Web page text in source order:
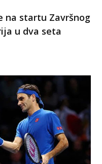
na startu Završnog
u dva seta